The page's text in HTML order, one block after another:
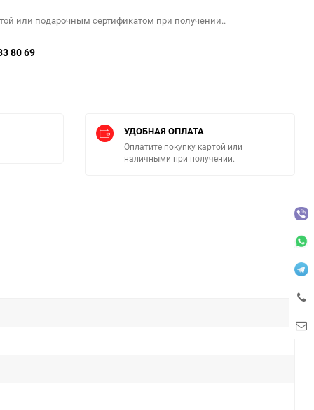
или подарочным сертификатом при получении..
80 69
УДОБНАЯ ОПЛАТА
Оплатите покупку картой или
наличными при получении.